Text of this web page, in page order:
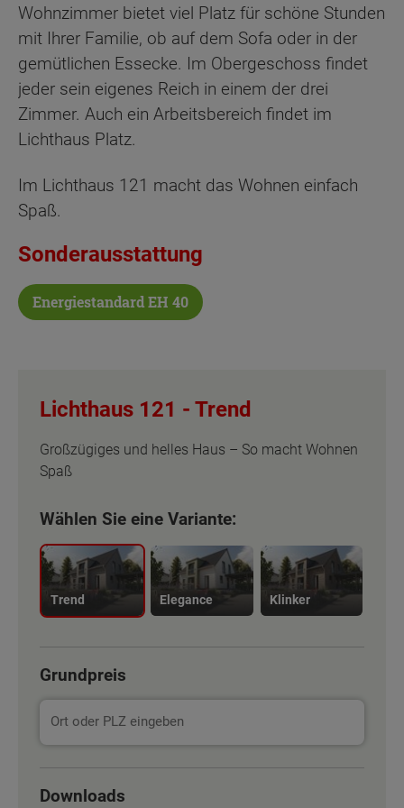
Wohnzimmer bietet viel Platz für schöne Stunden
mit Ihrer Familie, ob auf dem Sofa oder in der
gemütlichen Essecke. Im Obergeschoss findet
jeder sein eigenes Reich in einem der drei
Zimmer. Auch ein Arbeitsbereich findet im
Lichthaus Platz.
Im Lichthaus 121 macht das Wohnen einfach
Spaß.
Sonderausstattung
Energiestandard EH 40
Basisinformation
Basisinformation
Lichthaus 121 - Trend
Großzügiges und helles Haus – So macht Wohnen
Spaß
Wählen Sie eine Variante:
Trend Elegance Klinker
Grundpreis
Downloads